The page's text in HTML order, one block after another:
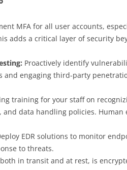
MFA for all user accounts,
adds a critical layer of security
Proactively identify
and engaging third-party
training for your staff on
data handling policies. Human
EDR solutions to monitor
to threats.
in transit and at rest, is